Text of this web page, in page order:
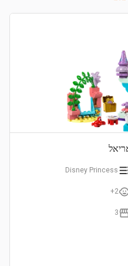
Disney Princess
2+
3